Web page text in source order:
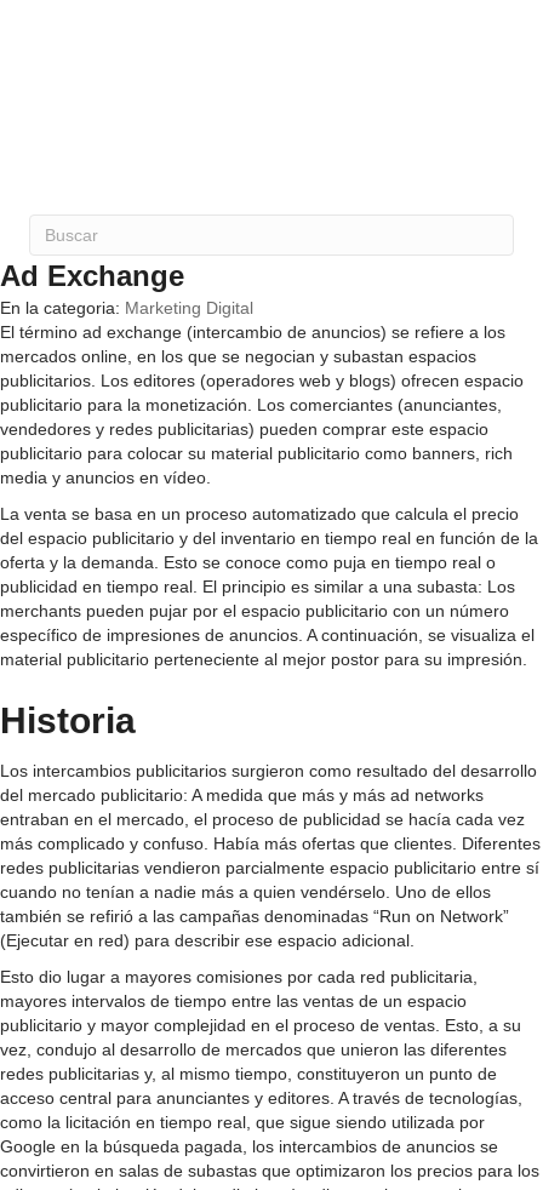
Ad Exchange
En la categoria: Marketing Digital
El término ad exchange (intercambio de anuncios) se refiere a los
mercados online, en los que se negocian y subastan espacios
publicitarios. Los editores (operadores web y blogs) ofrecen espacio
publicitario para la monetización. Los comerciantes (anunciantes,
vendedores y redes publicitarias) pueden comprar este espacio
publicitario para colocar su material publicitario como banners, rich
media y anuncios en vídeo.
La venta se basa en un proceso automatizado que calcula el precio
del espacio publicitario y del inventario en tiempo real en función de la
oferta y la demanda. Esto se conoce como puja en tiempo real o
publicidad en tiempo real. El principio es similar a una subasta: Los
merchants pueden pujar por el espacio publicitario con un número
específico de impresiones de anuncios. A continuación, se visualiza el
material publicitario perteneciente al mejor postor para su impresión.
Historia
Los intercambios publicitarios surgieron como resultado del desarrollo
del mercado publicitario: A medida que más y más ad networks
entraban en el mercado, el proceso de publicidad se hacía cada vez
más complicado y confuso. Había más ofertas que clientes. Diferentes
redes publicitarias vendieron parcialmente espacio publicitario entre sí
cuando no tenían a nadie más a quien vendérselo. Uno de ellos
también se refirió a las campañas denominadas “Run on Network”
(Ejecutar en red) para describir ese espacio adicional.
Esto dio lugar a mayores comisiones por cada red publicitaria,
mayores intervalos de tiempo entre las ventas de un espacio
publicitario y mayor complejidad en el proceso de ventas. Esto, a su
vez, condujo al desarrollo de mercados que unieron las diferentes
redes publicitarias y, al mismo tiempo, constituyeron un punto de
acceso central para anunciantes y editores. A través de tecnologías,
como la licitación en tiempo real, que sigue siendo utilizada por
Google en la búsqueda pagada, los intercambios de anuncios se
convirtieron en salas de subastas que optimizaron los precios para los